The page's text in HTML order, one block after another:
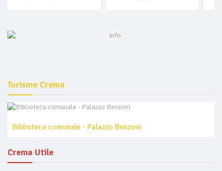
Turismo Crema
Biblioteca comunale - Palazzo Benzoni
Crema Utile